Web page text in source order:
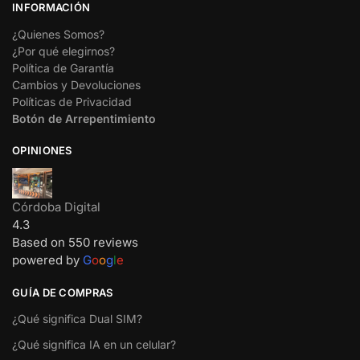
INFORMACIÓN
¿Quienes Somos?
¿Por qué elegirnos?
Política de Garantía
Cambios y Devoluciones
Políticas de Privacidad
Botón de Arrepentimiento
OPINIONES
Córdoba Digital
4.3
Based on 550 reviews
powered by Google
GUÍA DE COMPRAS
¿Qué significa Dual SIM?
¿Qué significa IA en un celular?